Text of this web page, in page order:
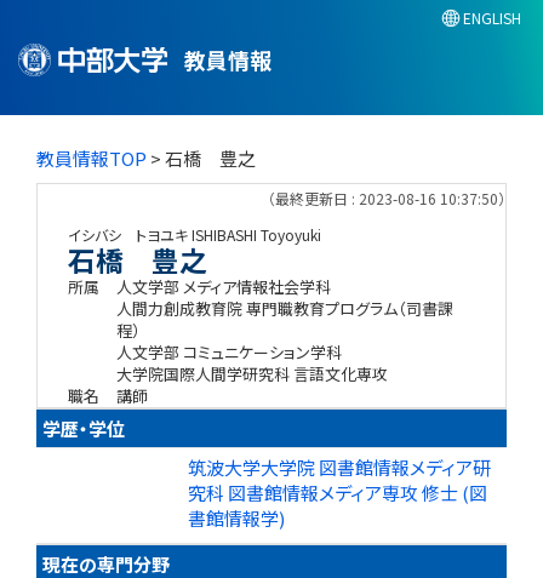
教員情報
ENGLISH
教員情報TOP > 石橋 豊之
（最終更新日 : 2023-08-16 10:37:50）
イシバシ トヨユキISHIBASHI Toyoyuki
石橋 豊之
所属
人文学部 メディア情報社会学科
人間力創成教育院 専門職教育プログラム（司書課
程）
人文学部 コミュニケーション学科
大学院国際人間学研究科 言語文化専攻
職名
講師
学歴・学位
筑波大学大学院 図書館情報メディア研
究科 図書館情報メディア専攻 修士 (図
書館情報学)
現在の専門分野